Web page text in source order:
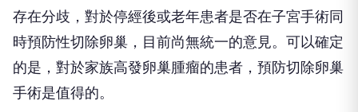
存在分歧，對於停經後或老年患者是否在子宮手術同
時預防性切除卵巢，目前尚無統一的意見。可以確定
的是，對於家族高發卵巢腫瘤的患者，預防切除卵巢
手術是值得的。